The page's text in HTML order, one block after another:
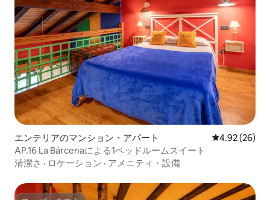
エンテリアのマンション・アパート レビュー26
4.92 (26)
AP.16 La Bárcenaによる1ベッドルームスイート
清潔さ · ロケーション · アメニティ・設備